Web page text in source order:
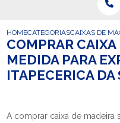
HOMECATEGORIASCAIXAS DE
COMPRAR
MEDIDA PARA
ITAPECERICA DA
A comprar caixa de madeira